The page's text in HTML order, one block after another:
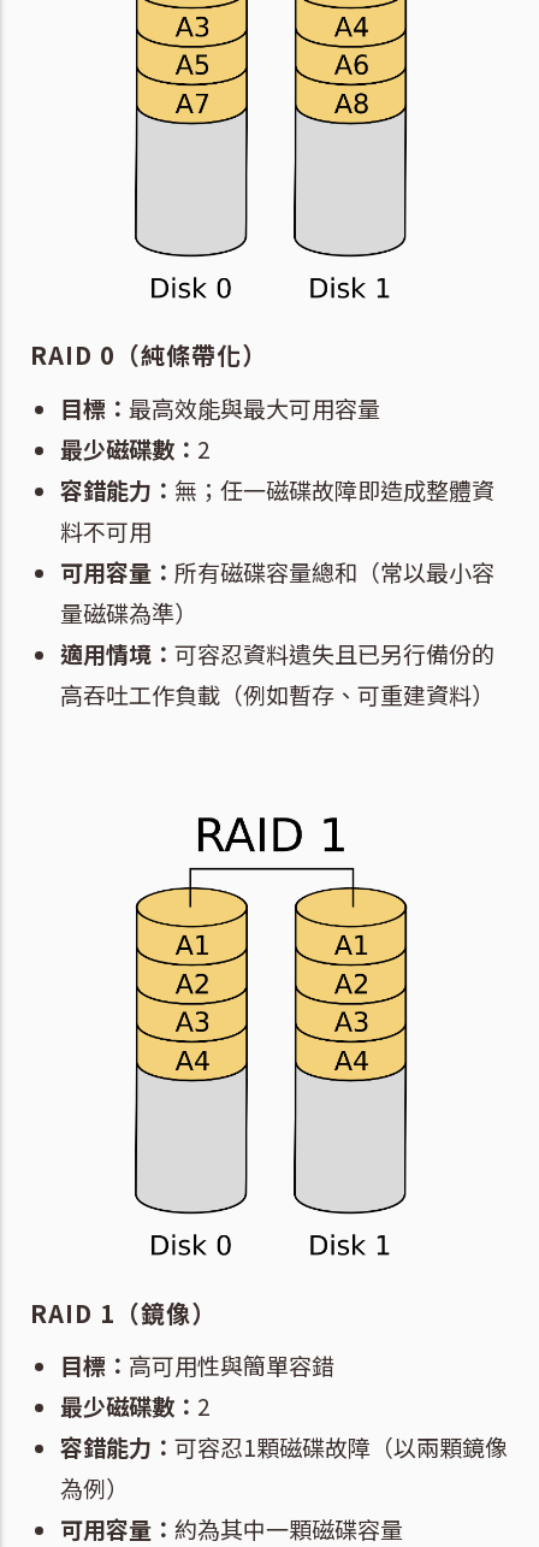
RAID 0（純條帶化）
目標： 最高效能與最大可用容量
最少磁碟數： 2
容錯能力： 無；任一磁碟故障即造成整體資
料不可用
可用容量： 所有磁碟容量總和（常以最小容
量磁碟為準）
適用情境： 可容忍資料遺失且已另行備份的
高吞吐工作負載（例如暫存、可重建資料）
RAID 1（鏡像）
目標： 高可用性與簡單容錯
最少磁碟數： 2
容錯能力： 可容忍1顆磁碟故障（以兩顆鏡像
為例）
可用容量： 約為其中一顆磁碟容量